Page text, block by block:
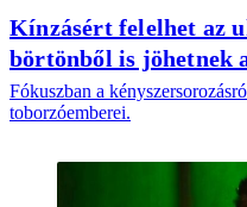
Kínzásért felelhet az
börtönből is jöhetnek
Fókuszban a
toborzóemberei.